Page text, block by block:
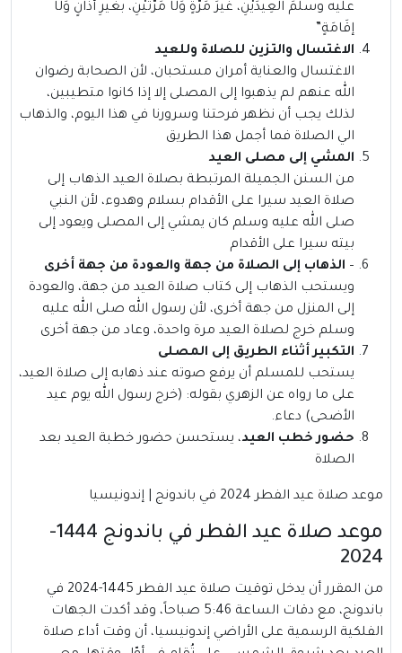
عليه وسلَّمَ العِيدَيْنِ، غيرَ مَرَّةٍ وَلَا مَرَّتَيْنِ، بغيرِ أَذَانٍ وَلَا
إقَامَةٍ”
الاغتسال والتزين للصلاة وللعيد
الاغتسال والعناية أمران مستحبان، لأن الصحابة رضوان
الله عنهم لم يذهبوا إلى المصلى إلا إذا كانوا متطيبين،
لذلك يجب أن نظهر فرحتنا وسرورنا في هذا اليوم، والذهاب
الي الصلاة فما أجمل هذا الطريق
المشي إلى مصلى العيد
من السنن الجميلة المرتبطة بصلاة العيد الذهاب إلى
صلاة العيد سيرا على الأقدام بسلام وهدوء، لأن النبي
صلى الله عليه وسلم كان يمشي إلى المصلى ويعود إلى
بيته سيرا على الأقدام
– الذهاب إلى الصلاة من جهة والعودة من جهة أخرى
ويستحب الذهاب إلى كتاب صلاة العيد من جهة، والعودة
إلى المنزل من جهة أخرى، لأن رسول الله صلى الله عليه
وسلم خرج لصلاة العيد مرة واحدة، وعاد من جهة أخرى
التكبير أثناء الطريق إلى المصلى
يستحب للمسلم أن يرفع صوته عند ذهابه إلى صلاة العيد،
على ما رواه عن الزهري بقوله: (خرج رسول الله يوم عيد
الأضحى) دعاء.
حضور خطب العيد، يستحسن حضور خطبة العيد بعد
الصلاة
موعد صلاة عيد الفطر 2024 في باندونج | إندونيسيا
موعد صلاة عيد الفطر في باندونج 1444-
2024
من المقرر أن يدخل توقيت صلاة عيد الفطر 1445-2024 في
باندونج، مع دقات الساعة 5:46 صباحاً، وقد أكدت الجهات
الفلكية الرسمية على الأراضي إندونيسيا، أن وقت أداء صلاة